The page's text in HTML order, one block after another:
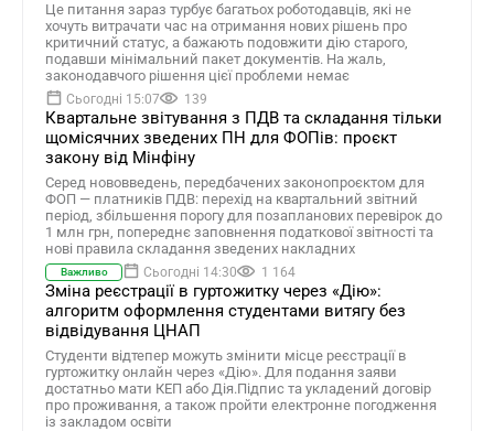
Це питання зараз турбує багатьох роботодавців, які не
хочуть витрачати час на отримання нових рішень про
критичний статус, а бажають подовжити дію старого,
подавши мінімальний пакет документів. На жаль,
законодавчого рішення цієї проблеми немає
Сьогодні 15:07 139
Квартальне звітування з ПДВ та складання тільки
щомісячних зведених ПН для ФОПів: проєкт
закону від Мінфіну
Серед нововведень, передбачених законопроєктом для
ФОП — платників ПДВ: перехід на квартальний звітний
період, збільшення порогу для позапланових перевірок до
1 млн грн, попереднє заповнення податкової звітності та
нові правила складання зведених накладних
Важливо Сьогодні 14:30 1 164
Зміна реєстрації в гуртожитку через «Дію»:
алгоритм оформлення студентами витягу без
відвідування ЦНАП
Студенти відтепер можуть змінити місце реєстрації в
гуртожитку онлайн через «Дію». Для подання заяви
достатньо мати КЕП або Дія.Підпис та укладений договір
про проживання, а також пройти електронне погодження
із закладом освіти